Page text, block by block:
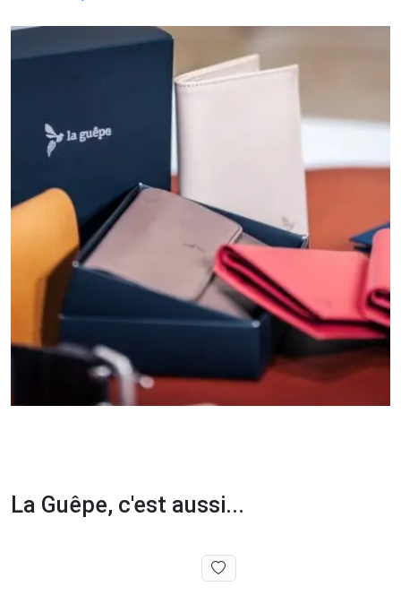
La Guêpe, c'est aussi...